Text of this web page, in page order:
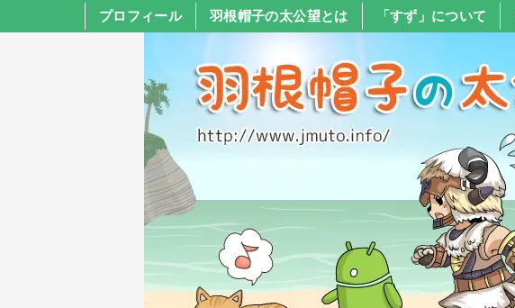
プロフィール 羽根帽子の太公望とは 「すず」について